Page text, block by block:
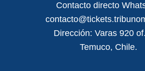
Contacto directo
Dirección: Varas 920
Temuco, Chile.